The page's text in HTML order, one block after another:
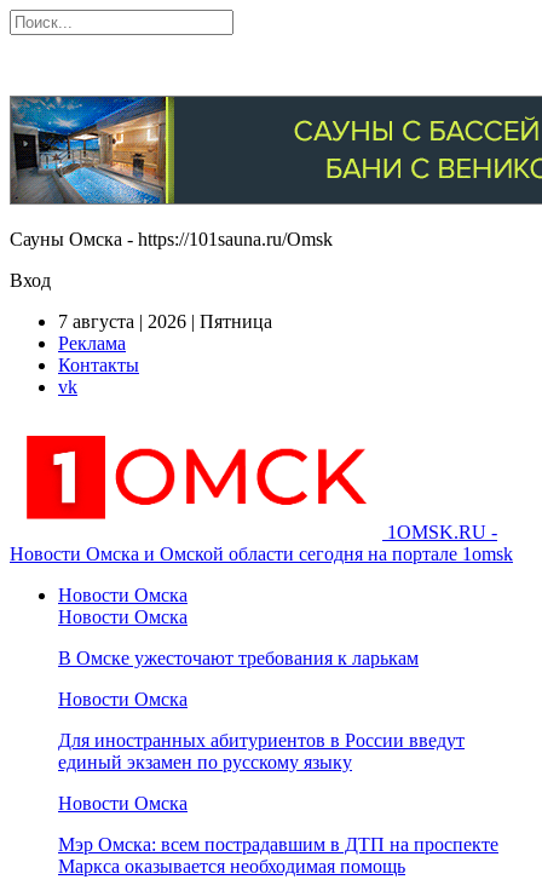
Сауны Омска - https://101sauna.ru/Omsk
Вход
7 августа | 2026 | Пятница
Реклама
Контакты
vk
1OMSK.RU -
Новости Омска и Омской области сегодня на портале 1omsk
Новости Омска
Новости Омска
В Омске ужесточают требования к ларькам
Новости Омска
Для иностранных абитуриентов в России введут
единый экзамен по русскому языку
Новости Омска
Мэр Омска: всем пострадавшим в ДТП на проспекте
Маркса оказывается необходимая помощь